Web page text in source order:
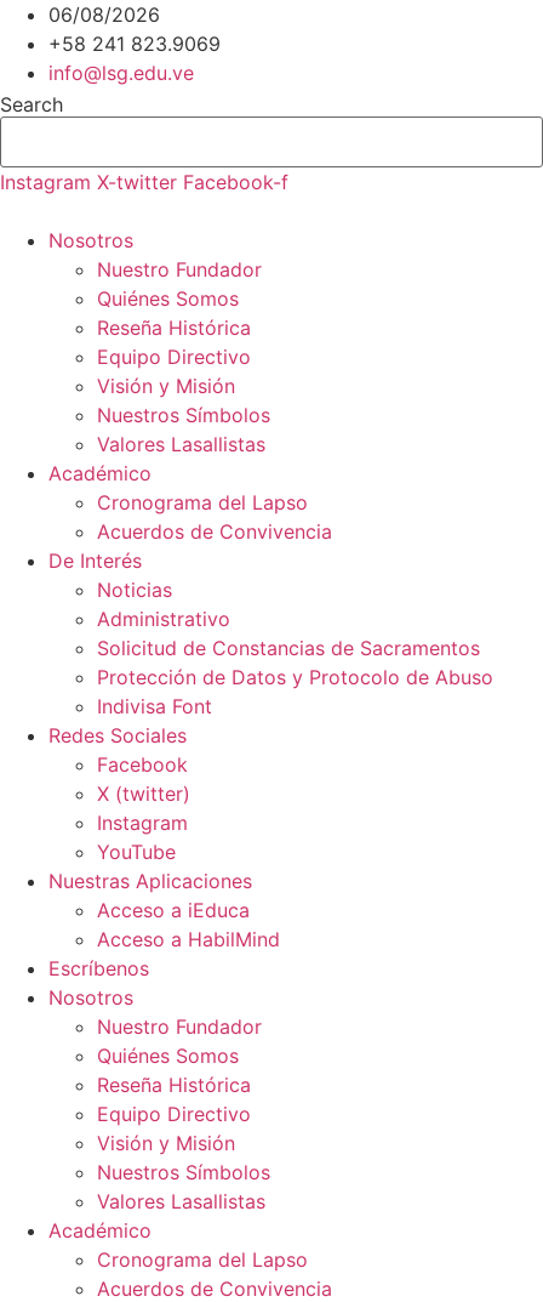
contenido
06/08/2026
+58 241 823.9069
info@lsg.edu.ve
Search
Instagram X-twitter Facebook-f
Nosotros
Nuestro Fundador
Quiénes Somos
Reseña Histórica
Equipo Directivo
Visión y Misión
Nuestros Símbolos
Valores Lasallistas
Académico
Cronograma del Lapso
Acuerdos de Convivencia
De Interés
Noticias
Administrativo
Solicitud de Constancias de Sacramentos
Protección de Datos y Protocolo de Abuso
Indivisa Font
Redes Sociales
Facebook
X (twitter)
Instagram
YouTube
Nuestras Aplicaciones
Acceso a iEduca
Acceso a HabilMind
Escríbenos
Nosotros
Nuestro Fundador
Quiénes Somos
Reseña Histórica
Equipo Directivo
Visión y Misión
Nuestros Símbolos
Valores Lasallistas
Académico
Cronograma del Lapso
Acuerdos de Convivencia